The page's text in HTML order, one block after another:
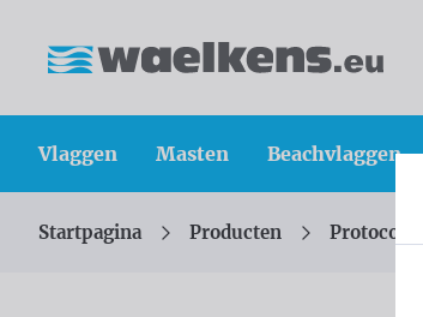
Vlaggen Masten Beachvlaggen
U bevindt zich hier:
Startpagina Producten Protocol